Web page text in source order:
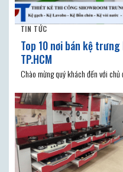
TIN TỨC
Top 10 nơi bán kệ
TP.HCM
Chào mừng quý khách đến với